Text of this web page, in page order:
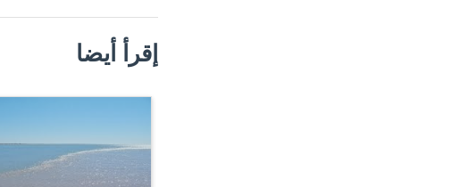
إقرأ أيضا